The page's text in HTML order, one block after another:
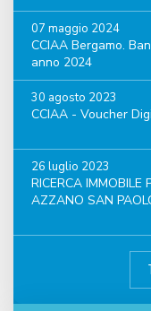
07 maggio 2024
CCIAA Bergamo.
anno 2024
30 agosto 2023
CCIAA - Voucher
26 luglio 2023
RICERCA
AZZANO SAN